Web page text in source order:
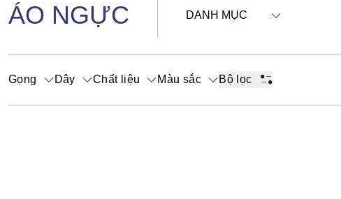
ÁO NGỰC DANH MỤC
Gọng Dây Chất liệu Màu sắc Bộ lọc